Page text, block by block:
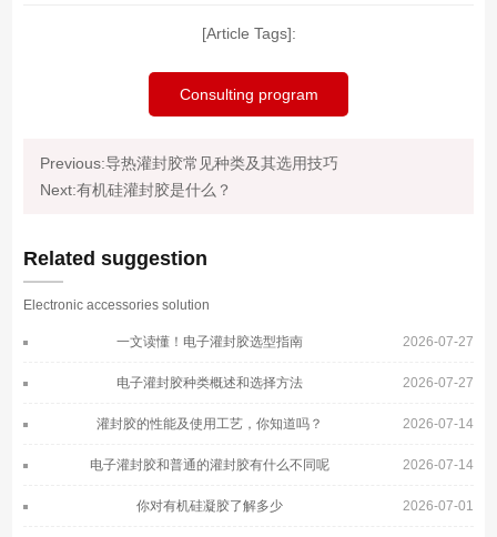
[Article Tags]:
Consulting program
Previous:导热灌封胶常见种类及其选用技巧
Next:有机硅灌封胶是什么？
Related suggestion
Electronic accessories solution
2026-07-27
一文读懂！电子灌封胶选型指南
2026-07-27
电子灌封胶种类概述和选择方法
2026-07-14
灌封胶的性能及使用工艺，你知道吗？
2026-07-14
电子灌封胶和普通的灌封胶有什么不同呢
2026-07-01
你对有机硅凝胶了解多少